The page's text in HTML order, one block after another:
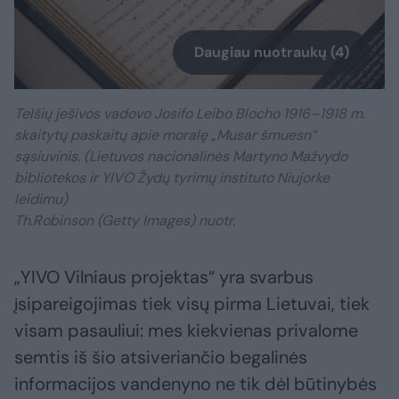
Daugiau nuotraukų (4)
Telšių ješivos vadovo Josifo Leibo Blocho 1916–1918 m.
skaitytų paskaitų apie moralę „Musar šmuesn“
sąsiuvinis. (Lietuvos nacionalinės Martyno Mažvydo
bibliotekos ir YIVO Žydų tyrimų instituto Niujorke
leidimu)
Th.Robinson (Getty Images) nuotr.
„YIVO Vilniaus projektas“ yra svarbus
įsipareigojimas tiek visų pirma Lietuvai, tiek
visam pasauliui: mes kiekvienas privalome
semtis iš šio atsiveriančio begalinės
informacijos vandenyno ne tik dėl būtinybės